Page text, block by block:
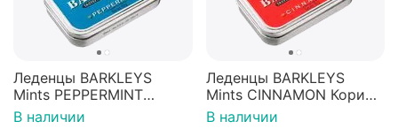
Леденцы BARKLEYS
Mints PEPPERMINT
Пеперминт 50г
В наличии
Леденцы BARKLEYS
Mints CINNAMON Корица
50г
В наличии